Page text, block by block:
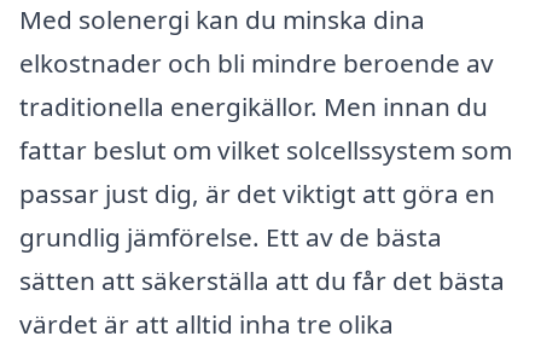
Med solenergi kan du minska dina
elkostnader och bli mindre beroende av
traditionella energikällor. Men innan du
fattar beslut om vilket solcellssystem som
passar just dig, är det viktigt att göra en
grundlig jämförelse. Ett av de bästa
sätten att säkerställa att du får det bästa
värdet är att alltid inha tre olika